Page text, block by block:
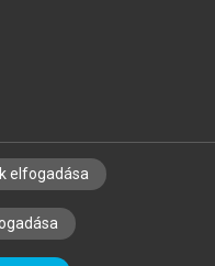
ALAPELVEK
elfogadása